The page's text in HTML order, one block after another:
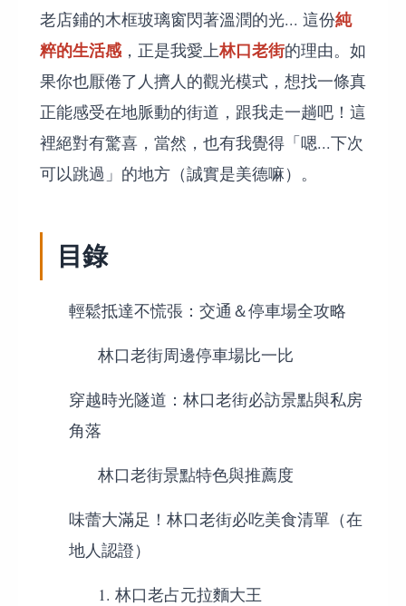
老店鋪的木框玻璃窗閃著溫潤的光... 這份純
粹的生活感，正是我愛上林口老街的理由。如
果你也厭倦了人擠人的觀光模式，想找一條真
正能感受在地脈動的街道，跟我走一趟吧！這
裡絕對有驚喜，當然，也有我覺得「嗯...下次
可以跳過」的地方（誠實是美德嘛）。
目錄
輕鬆抵達不慌張：交通＆停車場全攻略
林口老街周邊停車場比一比
穿越時光隧道：林口老街必訪景點與私房
角落
林口老街景點特色與推薦度
味蕾大滿足！林口老街必吃美食清單（在
地人認證）
1. 林口老占元拉麵大王